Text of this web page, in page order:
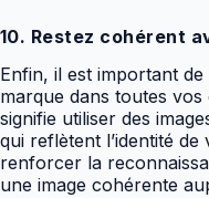
10. Restez cohérent
Enfin, il est important
marque dans toutes
signifie utiliser des
qui reflètent l’identité
renforcer la
une image cohérente